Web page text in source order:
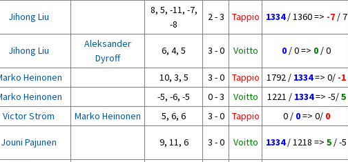
Jihong Liu
8, 5, -11, -7,
-8
2 - 3 Tappio 1334/ 1360 => -7/ 7
Jihong Liu
Aleksander
Dyroff
6, 4, 5 3 - 0 Voitto 0 / 0 => 0 / 0
Heinonen 10, 3, 5 3 - 0 Tappio 1792 / 1334=> 0/ -1
Heinonen -5, -6, -5 0 - 3 Voitto 1221 / 1334=> -5/5
Victor Ström Marko Heinonen 5, 6, 6 3 - 0 Tappio 0 / 0=> 0/ 0
Jouni Pajunen 9, 11, 6 3 - 0 Voitto 1334/ 1218 => 5 / -5